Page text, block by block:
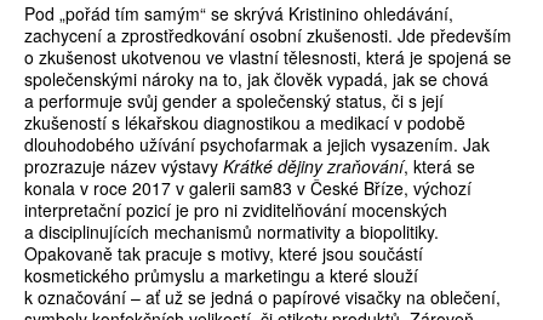
Pod „pořád tím samým“ se skrývá Kristinino ohledávání,
zachycení a zprostředkování osobní zkušenosti. Jde především
o zkušenost ukotvenou ve vlastní tělesnosti, která je spojená se
společenskými nároky na to, jak člověk vypadá, jak se chová
a performuje svůj gender a společenský status, či s její
zkušeností s lékařskou diagnostikou a medikací v podobě
dlouhodobého užívání psychofarmak a jejich vysazením. Jak
prozrazuje název výstavy Krátké dějiny zraňování, která se
konala v roce 2017 v galerii sam83 v České Bříze, výchozí
interpretační pozicí je pro ni zviditelňování mocenských
a disciplinujících mechanismů normativity a biopolitiky.
Opakovaně tak pracuje s motivy, které jsou součástí
kosmetického průmyslu a marketingu a které slouží
k označování – ať už se jedná o papírové visačky na oblečení,